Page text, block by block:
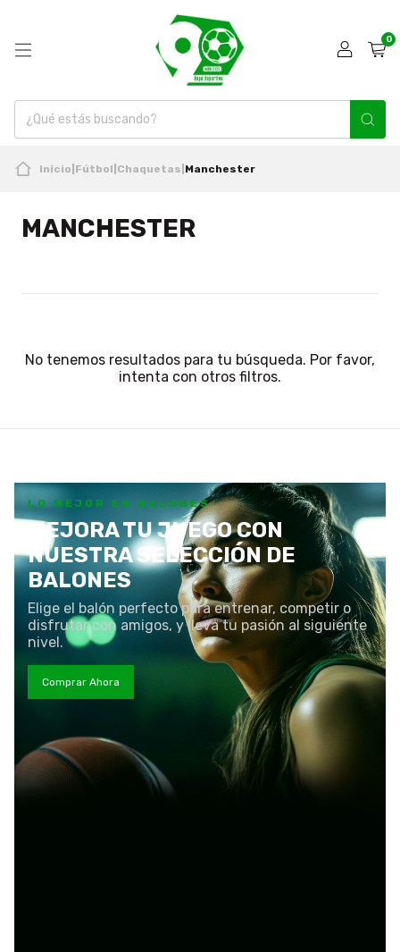
0
Inicio Fútbol Chaquetas Manchester
MANCHESTER
No tenemos resultados para tu búsqueda. Por favor,
intenta con otros filtros.
LO MEJOR EN BALONES
MEJORA TU JUEGO CON
NUESTRA SELECCIÓN DE
BALONES
Elige el balón perfecto para entrenar, competir o
disfrutar con amigos, y lleva tu pasión al siguiente
nivel.
Comprar Ahora